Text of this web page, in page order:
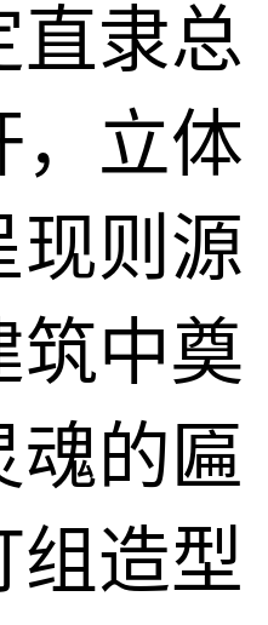
直隶总
，立体
现则源
筑中奠
魂的匾
组造型